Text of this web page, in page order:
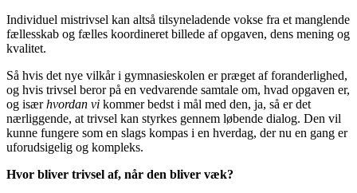
Individuel mistrivsel kan altså tilsyneladende vokse fra et manglende
fællesskab og fælles koordineret billede af opgaven, dens mening og
kvalitet.
Så hvis det nye vilkår i gymnasieskolen er præget af foranderlighed,
og hvis trivsel beror på en vedvarende samtale om, hvad opgaven er,
og isærhvordan vi kommer bedst i mål med den, ja, så er det
nærliggende, at trivsel kan styrkes gennem løbende dialog. Den vil
kunne fungere som en slags kompas i en hverdag, der nu en gang er
uforudsigelig og kompleks.
Hvor bliver trivsel af, når den bliver væk?